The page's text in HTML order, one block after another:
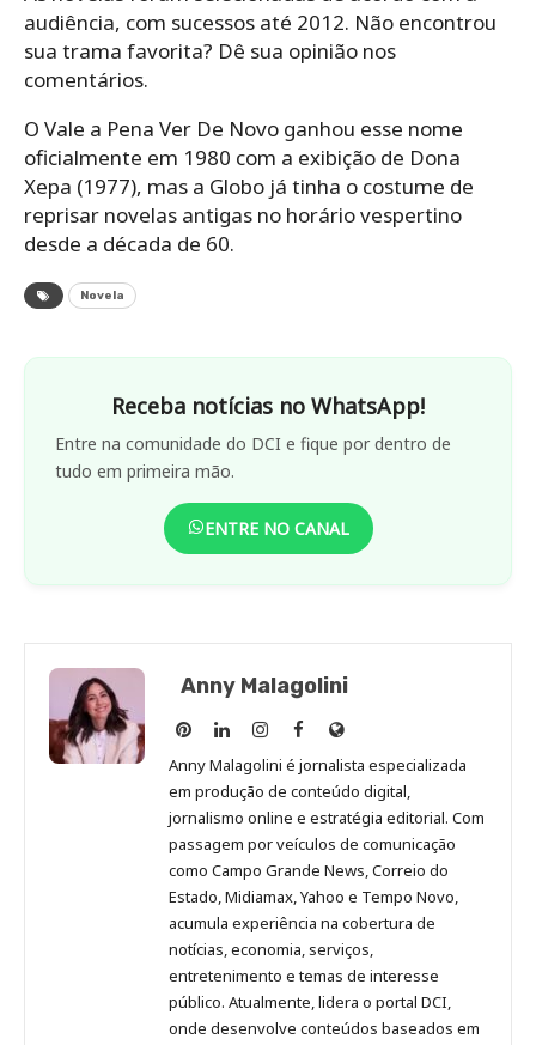
audiência, com sucessos até 2012. Não encontrou
sua trama favorita? Dê sua opinião nos
comentários.
O Vale a Pena Ver De Novo ganhou esse nome
oficialmente em 1980 com a exibição de Dona
Xepa (1977), mas a Globo já tinha o costume de
reprisar novelas antigas no horário vespertino
desde a década de 60.
Novela
Receba notícias no WhatsApp!
Entre na comunidade do DCI e fique por dentro de
tudo em primeira mão.
ENTRE NO CANAL
Anny Malagolini
Anny
Malagolini
no
Pinterest
Anny
Malagolini
no
LinkedIn
Anny
Malagolini
no
Instagram
Anny
Malagolini
no
Facebook
Site
de
Anny
Malagolini
Anny Malagolini é jornalista especializada
em produção de conteúdo digital,
jornalismo online e estratégia editorial. Com
passagem por veículos de comunicação
como Campo Grande News, Correio do
Estado, Midiamax, Yahoo e Tempo Novo,
acumula experiência na cobertura de
notícias, economia, serviços,
entretenimento e temas de interesse
público. Atualmente, lidera o portal DCI,
onde desenvolve conteúdos baseados em